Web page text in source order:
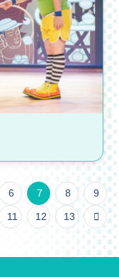
6 7 8 9
11 12 13